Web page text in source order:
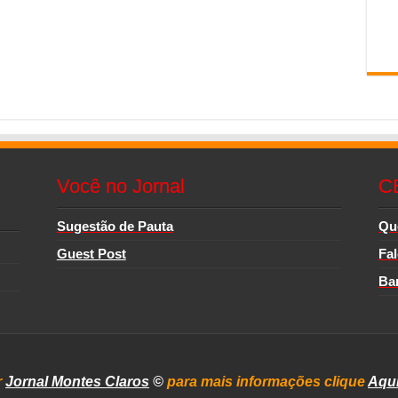
Você no Jornal
Sugestão de Pauta
Guest Post
Jornal Montes Claros © para mais informações clique